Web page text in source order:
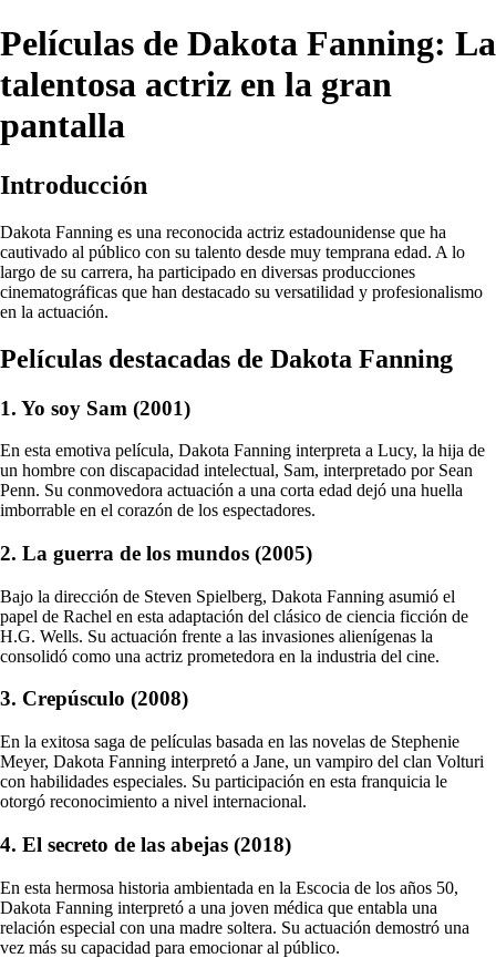
Películas de Dakota Fanning: La
talentosa actriz en la gran
pantalla
Introducción
Dakota Fanning es una reconocida actriz estadounidense que ha
cautivado al público con su talento desde muy temprana edad. A lo
largo de su carrera, ha participado en diversas producciones
cinematográficas que han destacado su versatilidad y profesionalismo
en la actuación.
Películas destacadas de Dakota Fanning
1. Yo soy Sam (2001)
En esta emotiva película, Dakota Fanning interpreta a Lucy, la hija de
un hombre con discapacidad intelectual, Sam, interpretado por Sean
Penn. Su conmovedora actuación a una corta edad dejó una huella
imborrable en el corazón de los espectadores.
2. La guerra de los mundos (2005)
Bajo la dirección de Steven Spielberg, Dakota Fanning asumió el
papel de Rachel en esta adaptación del clásico de ciencia ficción de
H.G. Wells. Su actuación frente a las invasiones alienígenas la
consolidó como una actriz prometedora en la industria del cine.
3. Crepúsculo (2008)
En la exitosa saga de películas basada en las novelas de Stephenie
Meyer, Dakota Fanning interpretó a Jane, un vampiro del clan Volturi
con habilidades especiales. Su participación en esta franquicia le
otorgó reconocimiento a nivel internacional.
4. El secreto de las abejas (2018)
En esta hermosa historia ambientada en la Escocia de los años 50,
Dakota Fanning interpretó a una joven médica que entabla una
relación especial con una madre soltera. Su actuación demostró una
vez más su capacidad para emocionar al público.